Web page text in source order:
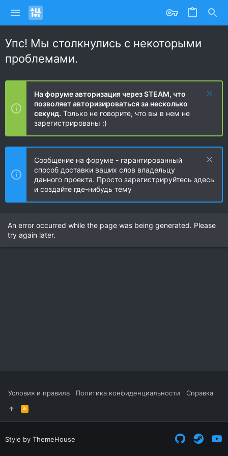
Упс! Мы столкнулись с некоторыми
проблемами.
На форуме авторизация через STEAM, что
позволяет авторизироваться за несколько
секунд. Только не говорите, что вы в нем не
зарегистрированы :)
Сообщение на форуме - гарантированный
способ доставки ваших слов владельцу
данного проекта. Просто зарегистрируйтесь здесь
и создайте где-нибудь тему
An error occurred while the page was being generated. Please
try again later.
Условия и правила Политика конфиденциальности Справка
R
S
S
Style by ThemeHouse